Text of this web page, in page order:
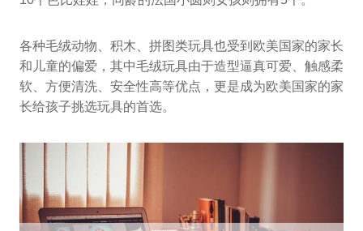
各种毛绒动物、积木、拼图类玩具也受到欧美国家的家长
和儿童的偏爱，其中毛绒玩具由于造型逼真可爱、触感柔
软、方便清洗、安全性高等优点，更是成为欧美国家的家
长给孩子挑选玩具的首选。